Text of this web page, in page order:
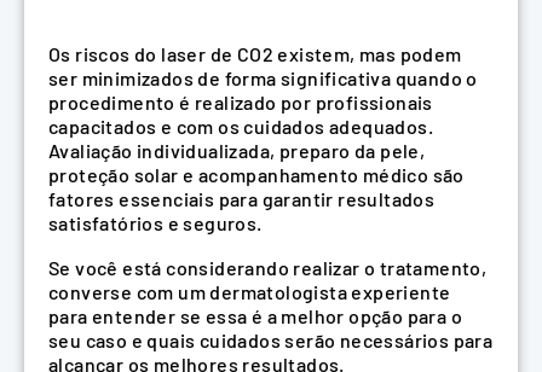
Os riscos do laser de CO2 existem, mas podem
ser minimizados de forma significativa quando o
procedimento é realizado por profissionais
capacitados e com os cuidados adequados.
Avaliação individualizada, preparo da pele,
proteção solar e acompanhamento médico são
fatores essenciais para garantir resultados
satisfatórios e seguros.
Se você está considerando realizar o tratamento,
converse com um dermatologista experiente
para entender se essa é a melhor opção para o
seu caso e quais cuidados serão necessários para
alcançar os melhores resultados.